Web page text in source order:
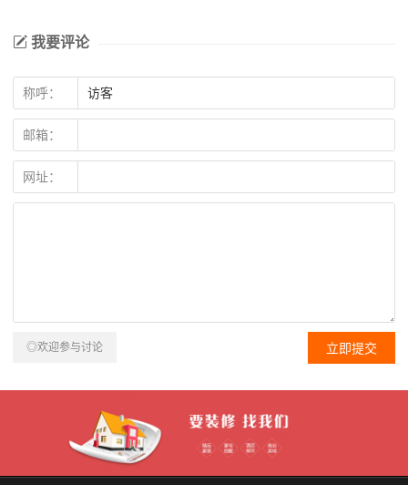
我要评论
称呼：
邮箱：
网址：
◎欢迎参与讨论